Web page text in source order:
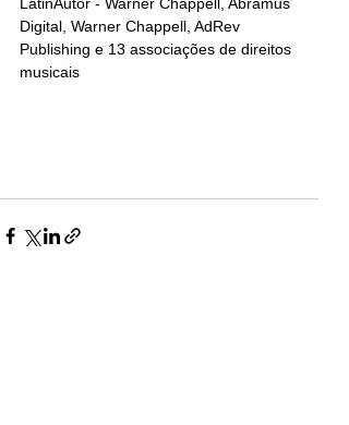
Digital, Warner Chappell, AdRev
Publishing e 13 associações de direitos
musicais